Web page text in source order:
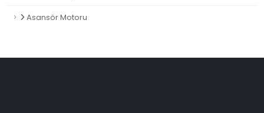
Asansör Motoru